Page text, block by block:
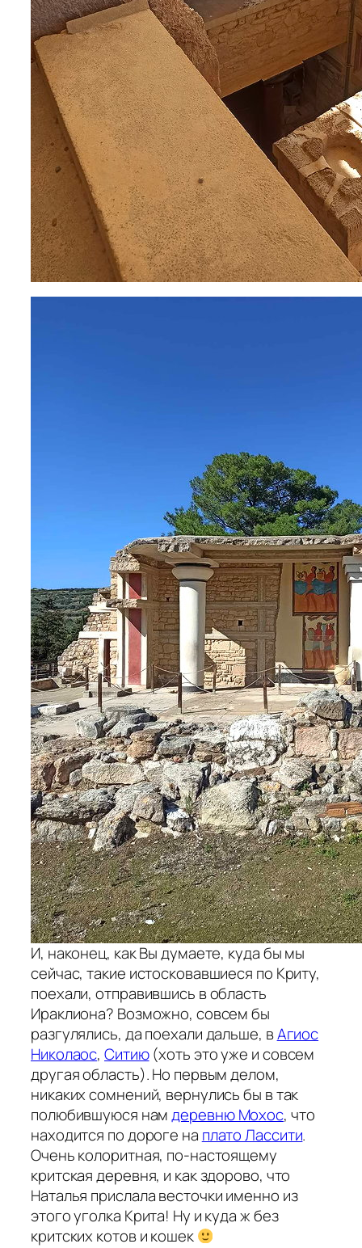
И, наконец, как Вы думаете, куда бы мы
сейчас, такие истосковавшиеся по Криту,
поехали, отправившись в область
Ираклиона? Возможно, совсем бы
разгулялись, да поехали дальше, вАгиос
Николаос,Ситию(хоть это уже и совсем
другая область). Но первым делом,
никаких сомнений, вернулись бы в так
полюбившуюся намдеревню Мохос, что
находится по дороге на плато Лассити.
Очень колоритная, по-настоящему
критская деревня, и как здорово, что
Наталья прислала весточки именно из
этого уголка Крита! Ну и куда ж без
критских котов и кошек